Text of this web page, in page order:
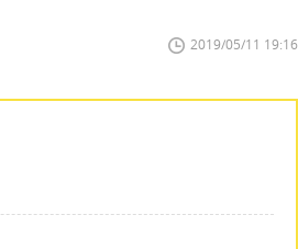
2019/05/11 19:16